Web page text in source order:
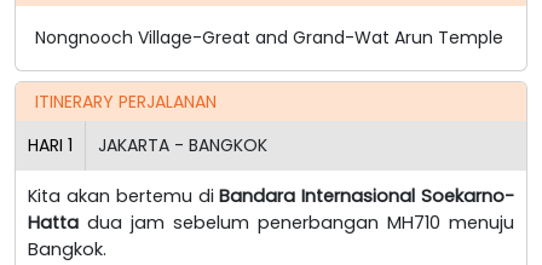
Nongnooch Village-Great and Grand-Wat Arun Temple
ITINERARY PERJALANAN
HARI 1 JAKARTA - BANGKOK
Kita akan bertemu diBandara Internasional Soekarno-
Hatta dua jam sebelum penerbangan MH710 menuju
Bangkok.